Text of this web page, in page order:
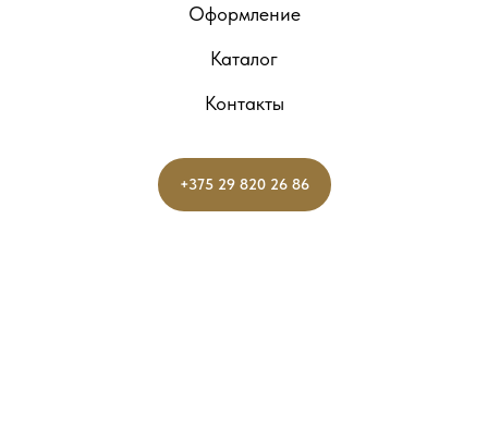
Оформление
Каталог
Контакты
+375 29 820 26 86